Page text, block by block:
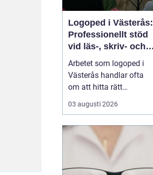
Logoped i Västerås:
Professionellt stöd
vid läs-, skriv- och
språksvårigheter
Arbetet som logoped i
Västerås handlar ofta
om att hitta rätt
kompetens för utredning,
behandling och
svårigheter med språk,
tal, läsning, skrivning
eller matematik. Många
vänder si...
03 augusti 2026